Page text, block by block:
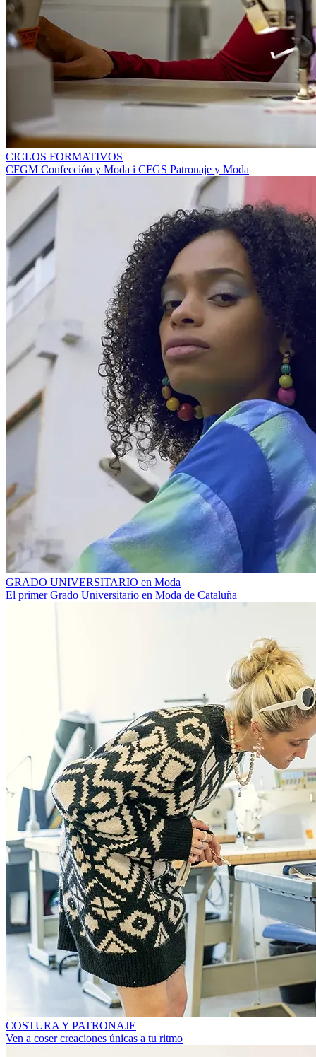
CICLOS FORMATIVOS
CFGM Confección y Moda i CFGS Patronaje y Moda
GRADO UNIVERSITARIO en Moda
El primer Grado Universitario en Moda de Cataluña
COSTURA Y PATRONAJE
Ven a coser creaciones únicas a tu ritmo